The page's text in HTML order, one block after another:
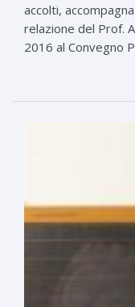
accolti,
relazione del Prof.
2016 al Convegno